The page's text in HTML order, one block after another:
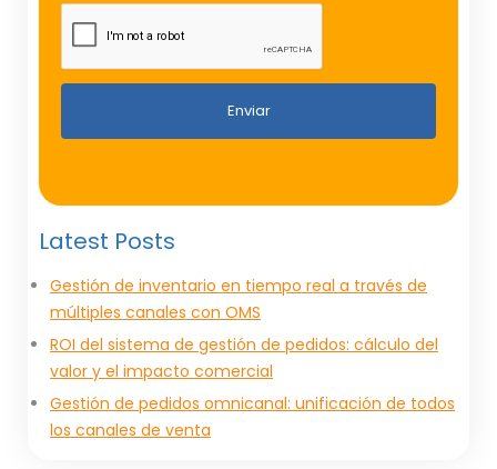
Enviar
Latest Posts
Gestión de inventario en tiempo real a través de
múltiples canales con OMS
ROI del sistema de gestión de pedidos: cálculo del
valor y el impacto comercial
Gestión de pedidos omnicanal: unificación de todos
los canales de venta